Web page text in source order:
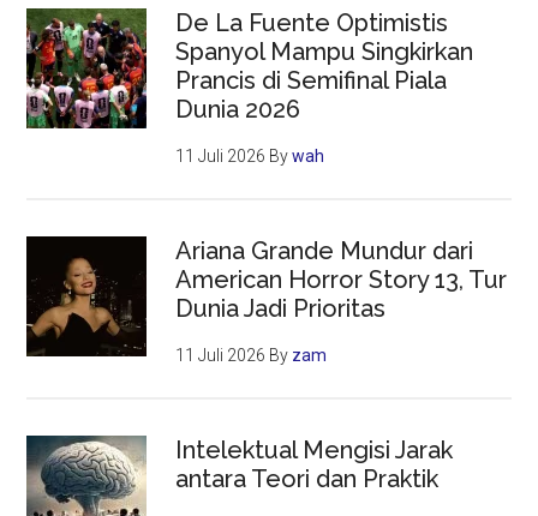
De La Fuente Optimistis
Spanyol Mampu Singkirkan
Prancis di Semifinal Piala
Dunia 2026
11 Juli 2026 Bywah
Ariana Grande Mundur dari
American Horror Story 13, Tur
Dunia Jadi Prioritas
11 Juli 2026 By zam
Intelektual Mengisi Jarak
antara Teori dan Praktik